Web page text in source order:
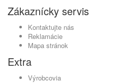
Zákaznícky servis
Kontaktujte nás
Reklamácie
Mapa stránok
Extra
Výrobcovia